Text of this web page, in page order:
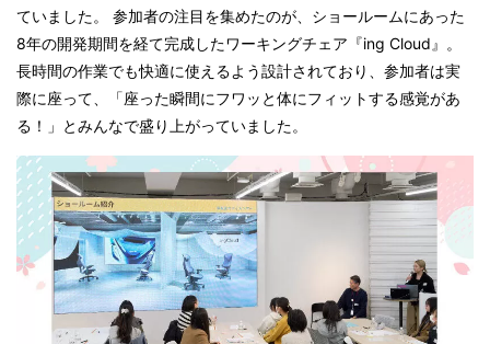
ていました。 参加者の注目を集めたのが、ショールームにあった
8年の開発期間を経て完成したワーキングチェア『ing Cloud』。
長時間の作業でも快適に使えるよう設計されており、参加者は実
際に座って、「座った瞬間にフワッと体にフィットする感覚があ
る！」とみんなで盛り上がっていました。